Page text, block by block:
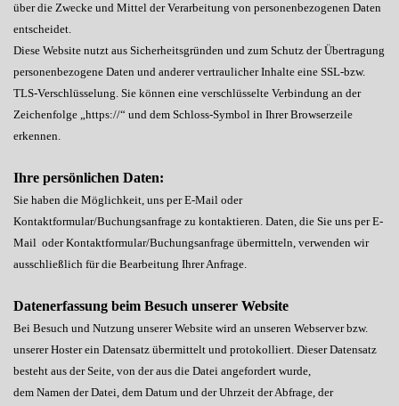
über die Zwecke und Mittel der Verarbeitung von personenbezogenen Daten
entscheidet.
Diese Website nutzt aus Sicherheitsgründen und zum Schutz der Übertragung
personenbezogene Daten und anderer vertraulicher Inhalte eine SSL-bzw.
TLS-Verschlüsselung. Sie können eine verschlüsselte Verbindung an der
Zeichenfolge „https://“ und dem Schloss-Symbol in Ihrer Browserzeile
erkennen.
Ihre persönlichen Daten:
Sie haben die Möglichkeit, uns per E-Mail oder
Kontaktformular/Buchungsanfrage zu kontaktieren. Daten, die Sie uns per E-
Mail oder Kontaktformular/Buchungsanfrage übermitteln, verwenden wir
ausschließlich für die Bearbeitung Ihrer Anfrage.
Datenerfassung beim Besuch unserer Website
Bei Besuch und Nutzung unserer Website wird an unseren Webserver bzw.
unserer Hoster ein Datensatz übermittelt und protokolliert. Dieser Datensatz
besteht aus der Seite, von der aus die Datei angefordert wurde,
dem Namen der Datei, dem Datum und der Uhrzeit der Abfrage, der